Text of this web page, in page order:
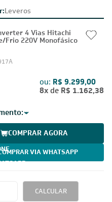
Leveros
4 Vias Hitachi
Frio 220V Monofásico
ou: R$ 9.299,00
8x de R$ 1.162,38
COMPRAR AGORA
VIA WHATSAPP
CALCULAR